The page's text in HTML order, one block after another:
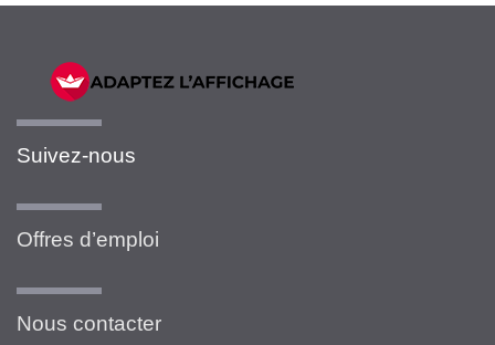
Suivez-nous
Offres d’emploi
Nous contacter